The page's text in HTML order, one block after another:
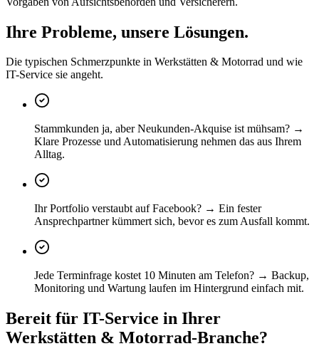
Ihre Probleme, unsere Lösungen.
Die typischen Schmerzpunkte in Werkstätten & Motorrad und wie
IT-Service sie angeht.
Stammkunden ja, aber Neukunden-Akquise ist mühsam? →
Klare Prozesse und Automatisierung nehmen das aus Ihrem
Alltag.
Ihr Portfolio verstaubt auf Facebook? → Ein fester
Ansprechpartner kümmert sich, bevor es zum Ausfall kommt.
Jede Terminfrage kostet 10 Minuten am Telefon? → Backup,
Monitoring und Wartung laufen im Hintergrund einfach mit.
Bereit für IT-Service in Ihrer
Werkstätten & Motorrad-Branche?